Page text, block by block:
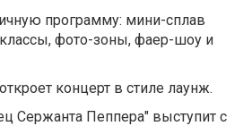
программу: мини-сплав
фото-зоны, фаер-шоу и
концерт в стиле лаунж.
Сержанта Пеппера" выступит с